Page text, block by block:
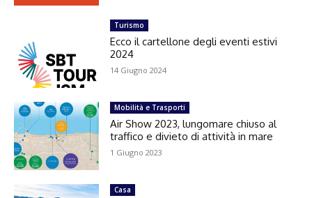
Turismo
Ecco il cartellone degli eventi estivi
2024
14 Giugno 2024
Mobilità e Trasporti
Air Show 2023, lungomare chiuso al
traffico e divieto di attività in mare
1 Giugno 2023
Casa